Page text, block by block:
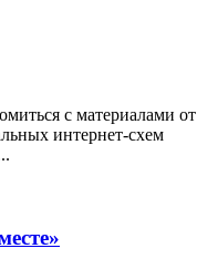
с материалами от
интернет-схем